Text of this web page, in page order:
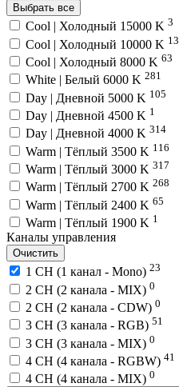
Выбрать все
Cool | Холодный 15000 K 3
Cool | Холодный 10000 K 13
Cool | Холодный 8000 K 63
White | Белый 6000 K 281
Day | Дневной 5000 K 105
Day | Дневной 4500 K 1
Day | Дневной 4000 K 314
Warm | Тёплый 3500 K 116
Warm | Тёплый 3000 K 317
Warm | Тёплый 2700 K 268
Warm | Тёплый 2400 K 65
Warm | Тёплый 1900 K 1
Каналы управления
Очистить
1 CH (1 канал - Mono) 23
2 CH (2 канала - MIX) 0
2 CH (2 канала - CDW) 0
3 CH (3 канала - RGB) 51
3 CH (3 канала - MIX) 0
4 CH (4 канала - RGBW) 41
4 CH (4 канала - MIX) 0